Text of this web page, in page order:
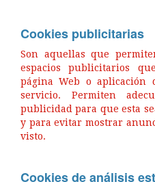
Cookies publicitarias
Son aquellas que
espacios publicitarios
página Web o aplicación
servicio. Permiten
publicidad para que esta
y para evitar mostrar
visto.
Cookies de análisis